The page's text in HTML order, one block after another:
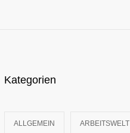
Kategorien
ALLGEMEIN ARBEITSWELT